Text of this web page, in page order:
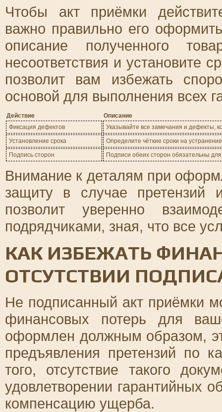
Чтобы акт приёмки
важно правильно его
описание полученного
несоответствия и установите
позволит вам избежать
основой для выполнения всех
Действие
Описание
Фиксация дефектов
Указывайте все замечания и дефекты,
Установление срока
Определите чёткие сроки на
Подпись сторон
Подписи обеих сторон обязательны
Внимание к деталям при
защиту в случае претензий
позволит уверенно
подрядчиками, зная, что все
КАК ИЗБЕЖАТЬ
ОТСУТСТВИИ
Не подписанный акт приёмки
финансовых потерь для
оформлен должным образом,
предъявления претензий по
того, отсутствие такого
удовлетворении гарантийных
компенсацию ущерба.